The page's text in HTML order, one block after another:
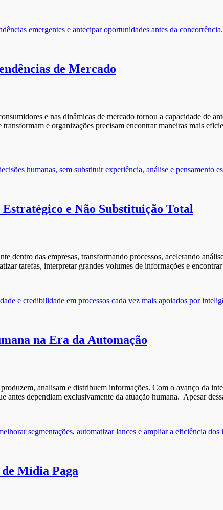
de Mercado
e nas dinâmicas de mercado tornou a capacidade de
e organizações precisam encontrar maneiras mais
e Não Substituição Total
dentro das empresas, transformando processos, acelerando
tarefas, interpretar grandes volumes de informações e
na Era da Automação
analisam e distribuem informações. Com o avanço da
antes dependiam exclusivamente da atuação humana. Apesar
Mídia Paga